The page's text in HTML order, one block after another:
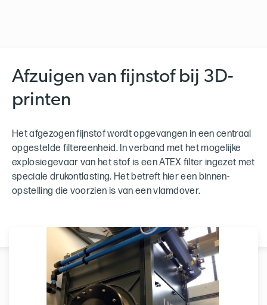
Afzuigen van fijnstof bij 3D-
printen
Het afgezogen fijnstof wordt opgevangen in een centraal
opgestelde filtereenheid. In verband met het mogelijke
explosiegevaar van het stof is een ATEX filter ingezet met
speciale drukontlasting. Het betreft hier een binnen-
opstelling die voorzien is van een vlamdover.